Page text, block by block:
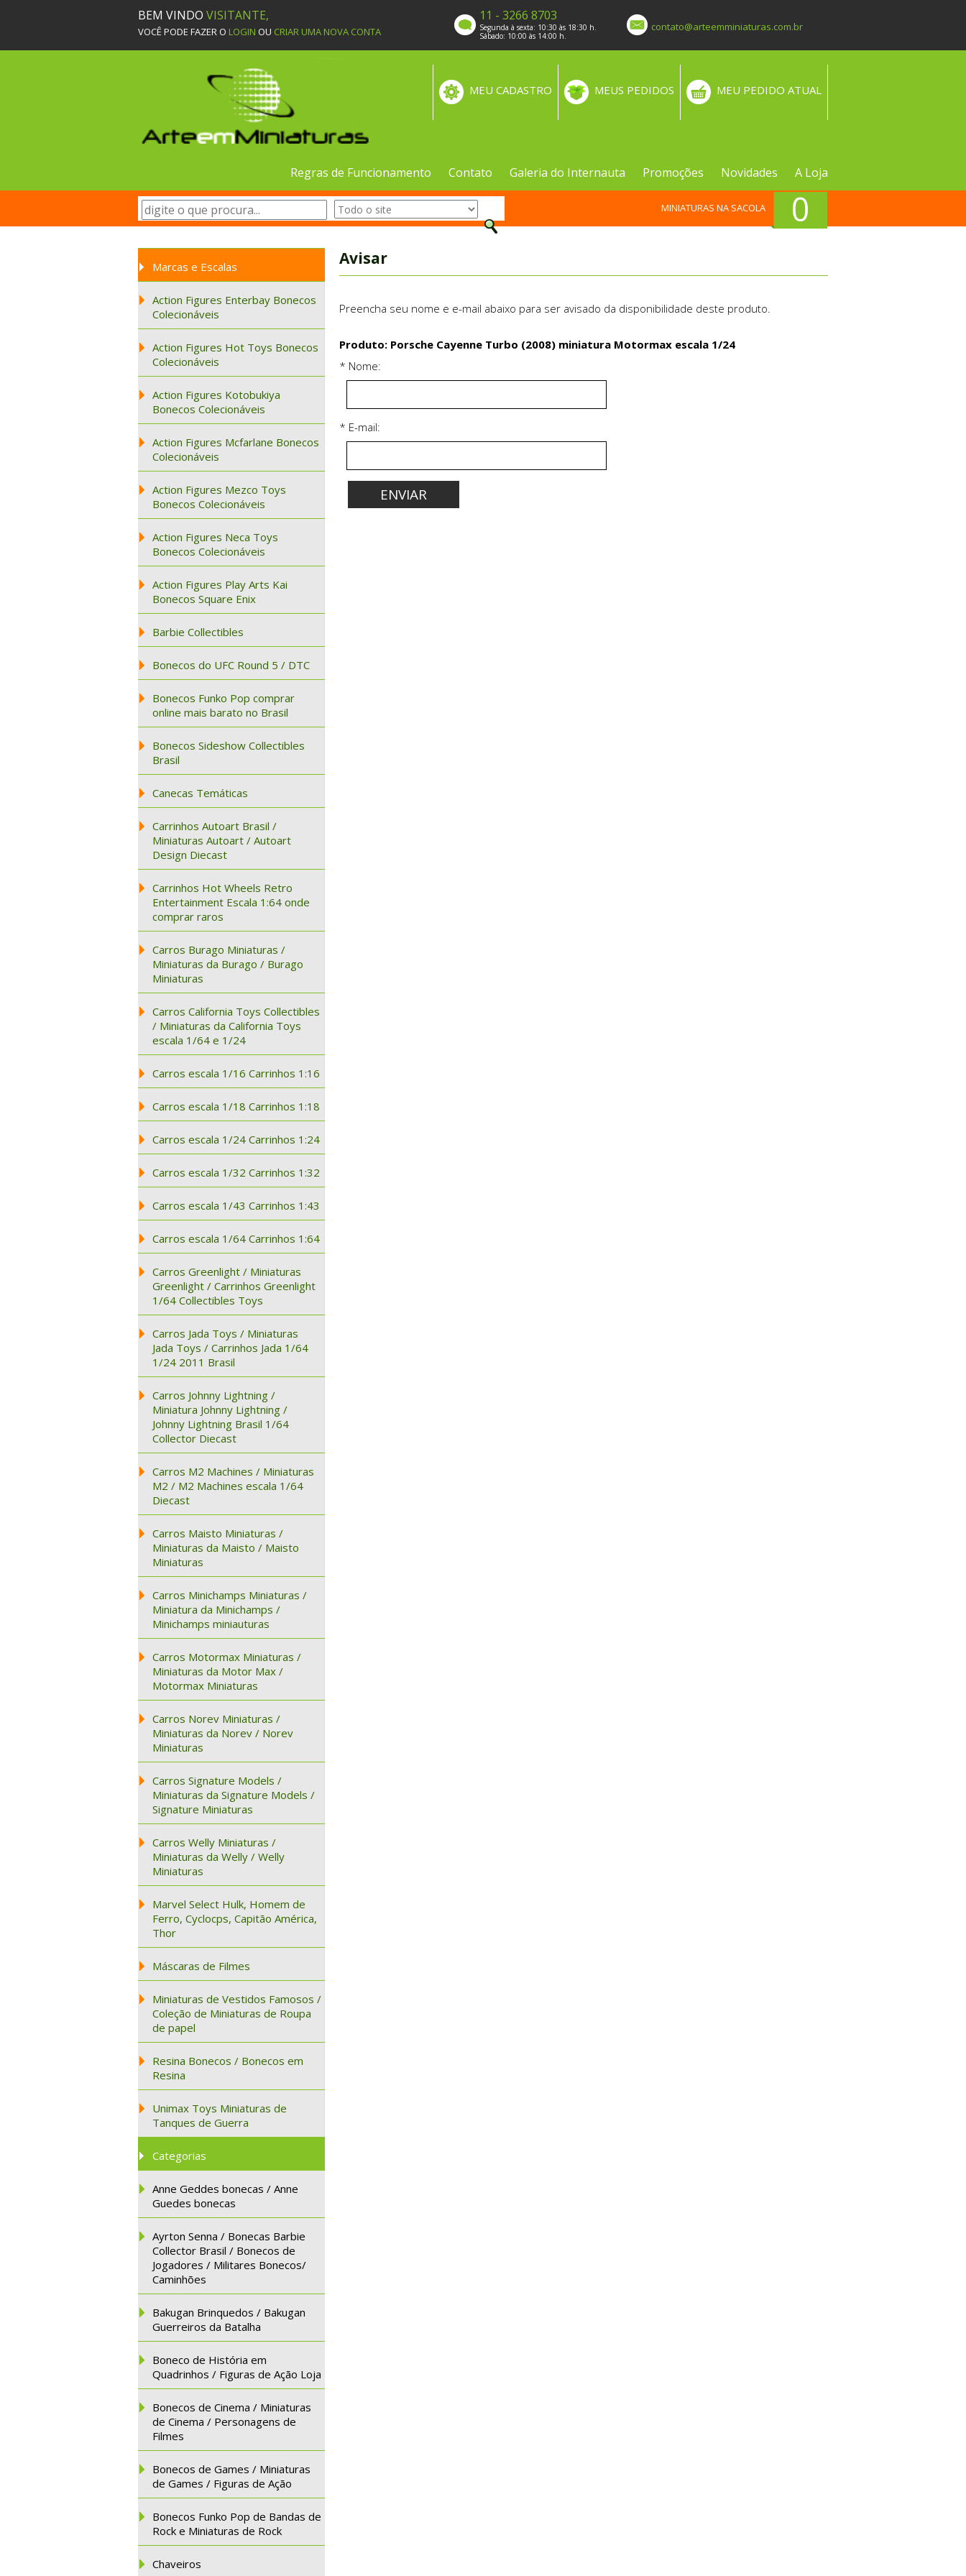
BEM VINDO VISITANTE,
VOCÊ PODE FAZER O LOGIN OU CRIAR UMA NOVA CONTA
11 - 3266 8703
Segunda à sexta: 10:30 às 18:30 h.
Sábado: 10:00 às 14:00 h.
contato@arteemminiaturas.com.br
MEU PEDIDO ATUAL
MEUS PEDIDOS
MEU CADASTRO
Regras de Funcionamento Contato Galeria do Internauta Promoções Novidades A Loja
0
MINIATURAS NA SACOLA
Marcas e Escalas
Action Figures Enterbay Bonecos
Colecionáveis
Action Figures Hot Toys Bonecos
Colecionáveis
Action Figures Kotobukiya
Bonecos Colecionáveis
Action Figures Mcfarlane Bonecos
Colecionáveis
Action Figures Mezco Toys
Bonecos Colecionáveis
Action Figures Neca Toys
Bonecos Colecionáveis
Action Figures Play Arts Kai
Bonecos Square Enix
Barbie Collectibles
Bonecos do UFC Round 5 / DTC
Bonecos Funko Pop comprar
online mais barato no Brasil
Bonecos Sideshow Collectibles
Brasil
Canecas Temáticas
Carrinhos Autoart Brasil /
Miniaturas Autoart / Autoart
Design Diecast
Carrinhos Hot Wheels Retro
Entertainment Escala 1:64 onde
comprar raros
Carros Burago Miniaturas /
Miniaturas da Burago / Burago
Miniaturas
Carros California Toys Collectibles
/ Miniaturas da California Toys
escala 1/64 e 1/24
Carros escala 1/16 Carrinhos 1:16
Carros escala 1/18 Carrinhos 1:18
Carros escala 1/24 Carrinhos 1:24
Carros escala 1/32 Carrinhos 1:32
Carros escala 1/43 Carrinhos 1:43
Carros escala 1/64 Carrinhos 1:64
Carros Greenlight / Miniaturas
Greenlight / Carrinhos Greenlight
1/64 Collectibles Toys
Carros Jada Toys / Miniaturas
Jada Toys / Carrinhos Jada 1/64
1/24 2011 Brasil
Carros Johnny Lightning /
Miniatura Johnny Lightning /
Johnny Lightning Brasil 1/64
Collector Diecast
Carros M2 Machines / Miniaturas
M2 / M2 Machines escala 1/64
Diecast
Carros Maisto Miniaturas /
Miniaturas da Maisto / Maisto
Miniaturas
Carros Minichamps Miniaturas /
Miniatura da Minichamps /
Minichamps miniauturas
Carros Motormax Miniaturas /
Miniaturas da Motor Max /
Motormax Miniaturas
Carros Norev Miniaturas /
Miniaturas da Norev / Norev
Miniaturas
Carros Signature Models /
Miniaturas da Signature Models /
Signature Miniaturas
Carros Welly Miniaturas /
Miniaturas da Welly / Welly
Miniaturas
Marvel Select Hulk, Homem de
Ferro, Cyclocps, Capitão América,
Thor
Máscaras de Filmes
Miniaturas de Vestidos Famosos /
Coleção de Miniaturas de Roupa
de papel
Resina Bonecos / Bonecos em
Resina
Unimax Toys Miniaturas de
Tanques de Guerra
Categorias
Anne Geddes bonecas / Anne
Guedes bonecas
Ayrton Senna / Bonecas Barbie
Collector Brasil / Bonecos de
Jogadores / Militares Bonecos/
Caminhões
Bakugan Brinquedos / Bakugan
Guerreiros da Batalha
Boneco de História em
Quadrinhos / Figuras de Ação Loja
Bonecos de Cinema / Miniaturas
de Cinema / Personagens de
Filmes
Bonecos de Games / Miniaturas
de Games / Figuras de Ação
Bonecos Funko Pop de Bandas de
Rock e Miniaturas de Rock
Chaveiros
Avisar
Preencha seu nome e e-mail abaixo para ser avisado da disponibilidade deste produto.
Produto: Porsche Cayenne Turbo (2008) miniatura Motormax escala 1/24
* Nome:
* E-mail: